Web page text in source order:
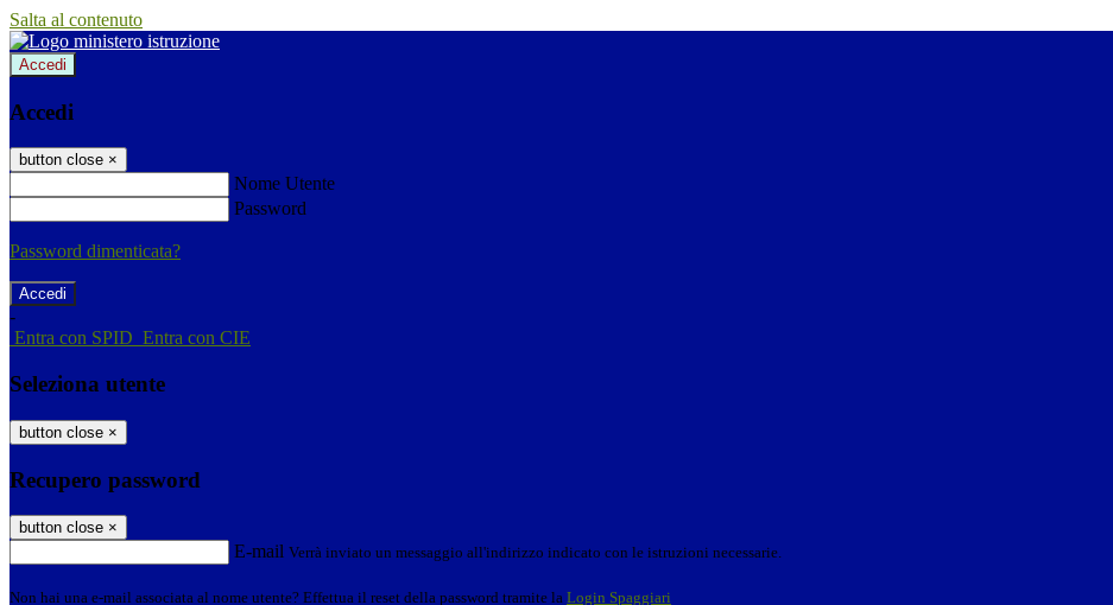
Salta al contenuto
Accedi
Accedi
button close ×
Nome Utente
Password
Password dimenticata?
-
Entra con SPID Entra con CIE
Seleziona utente
button close ×
Recupero password
button close ×
E-mail Verrà inviato un messaggio all'indirizzo indicato con le istruzioni necessarie.
Non hai una e-mail associata al nome utente? Effettua il reset della password tramite la Login Spaggiari